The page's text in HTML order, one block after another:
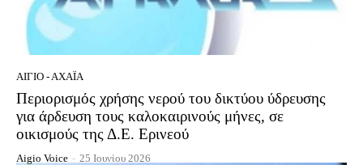
ΑΊΓΙΟ - ΑΧΑΪ́Α
Περιορισμός χρήσης νερού του δικτύου ύδρευσης
για άρδευση τους καλοκαιρινούς μήνες, σε
οικισμούς της Δ.Ε. Ερινεού
Aigio Voice - 25 Ιουνίου 2026